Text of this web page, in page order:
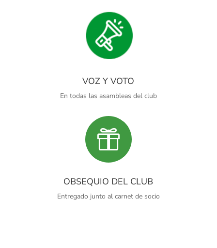
VOZ Y VOTO
En todas las asambleas del club

OBSEQUIO DEL CLUB
Entregado junto al carnet de socio